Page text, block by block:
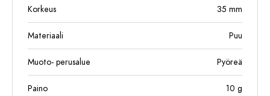
Korkeus 35 mm
Materiaali Puu
Muoto- perusalue Pyöreä
Paino 10 g